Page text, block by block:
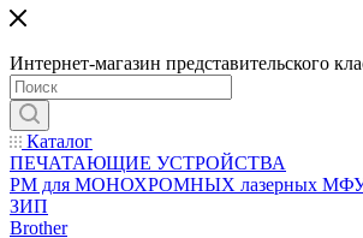
Интернет-магазин представительского
Каталог
ПЕЧАТАЮЩИЕ УСТРОЙСТВА
РМ для МОНОХРОМНЫХ лазерных МФУ
ЗИП
Brother